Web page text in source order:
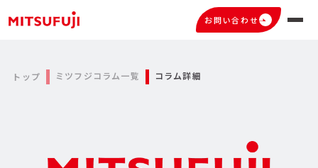
お問い合わせ
トップ ミツフジコラム一覧 コラム詳細